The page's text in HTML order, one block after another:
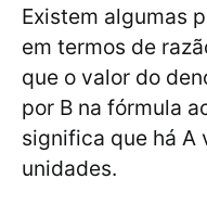
Existem algumas
em termos de
que o valor do
por B na fórmula
significa que há A
unidades.